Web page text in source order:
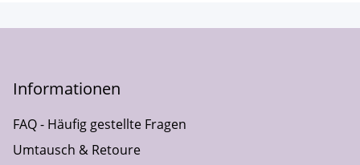
Informationen
FAQ - Häufig gestellte Fragen
Umtausch & Retoure